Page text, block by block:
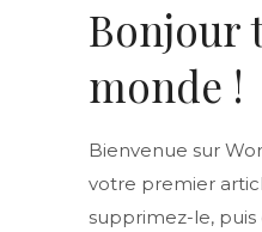
Bonjour
monde !
Bienvenue sur
votre premier
supprimez-le,